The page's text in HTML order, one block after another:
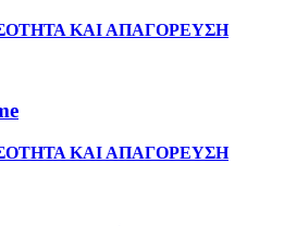
ΚΑΙ ΑΠΑΓΟΡΕΥΣΗ
ΚΑΙ ΑΠΑΓΟΡΕΥΣΗ